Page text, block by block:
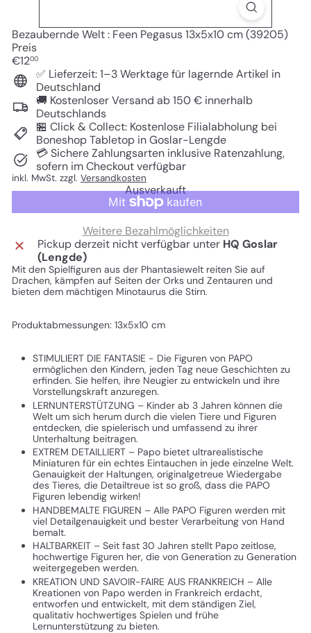
Bezaubernde Welt : Feen Pegasus 13x5x10 cm (39205)
Preis
Normaler
Preis
€1200
✅ Lieferzeit: 1–3 Werktage für lagernde Artikel in
Deutschland
🚚 Kostenloser Versand ab 150 € innerhalb
Deutschlands
🏪 Click & Collect: Kostenlose Filialabholung bei
Boneshop Tabletop in Goslar-Lengde
💳 Sichere Zahlungsarten inklusive Ratenzahlung,
sofern im Checkout verfügbar
inkl. MwSt. zzgl. Versandkosten
Ausverkauft
Weitere Bezahlmöglichkeiten
Pickup derzeit nicht verfügbar unter HQ Goslar
(Lengde)
Mit den Spielfiguren aus der Phantasiewelt reiten Sie auf
Drachen, kämpfen auf Seiten der Orks und Zentauren und
bieten dem mächtigen Minotaurus die Stirn.
Produktabmessungen: 13x5x10 cm
STIMULIERT DIE FANTASIE - Die Figuren von PAPO
ermöglichen den Kindern, jeden Tag neue Geschichten zu
erfinden. Sie helfen, ihre Neugier zu entwickeln und ihre
Vorstellungskraft anzuregen.
LERNUNTERSTÜTZUNG – Kinder ab 3 Jahren können die
Welt um sich herum durch die vielen Tiere und Figuren
entdecken, die spielerisch und umfassend zu ihrer
Unterhaltung beitragen.
EXTREM DETAILLIERT – Papo bietet ultrarealistische
Miniaturen für ein echtes Eintauchen in jede einzelne Welt.
Genauigkeit der Haltungen, originalgetreue Wiedergabe
des Tieres, die Detailtreue ist so groß, dass die PAPO
Figuren lebendig wirken!
HANDBEMALTE FIGUREN – Alle PAPO Figuren werden mit
viel Detailgenauigkeit und bester Verarbeitung von Hand
bemalt.
HALTBARKEIT – Seit fast 30 Jahren stellt Papo zeitlose,
hochwertige Figuren her, die von Generation zu Generation
weitergegeben werden.
KREATION UND SAVOIR-FAIRE AUS FRANKREICH – Alle
Kreationen von Papo werden in Frankreich erdacht,
entworfen und entwickelt, mit dem ständigen Ziel,
qualitativ hochwertiges Spielen und frühe
Lernunterstützung zu bieten.